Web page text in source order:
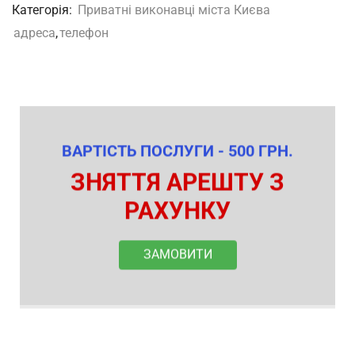
Категорія: Приватні виконавці міста Києва
адреса,телефон
ВАРТІСТЬ ПОСЛУГИ - 500 ГРН.
ЗНЯТТЯ АРЕШТУ З
РАХУНКУ
ЗАМОВИТИ